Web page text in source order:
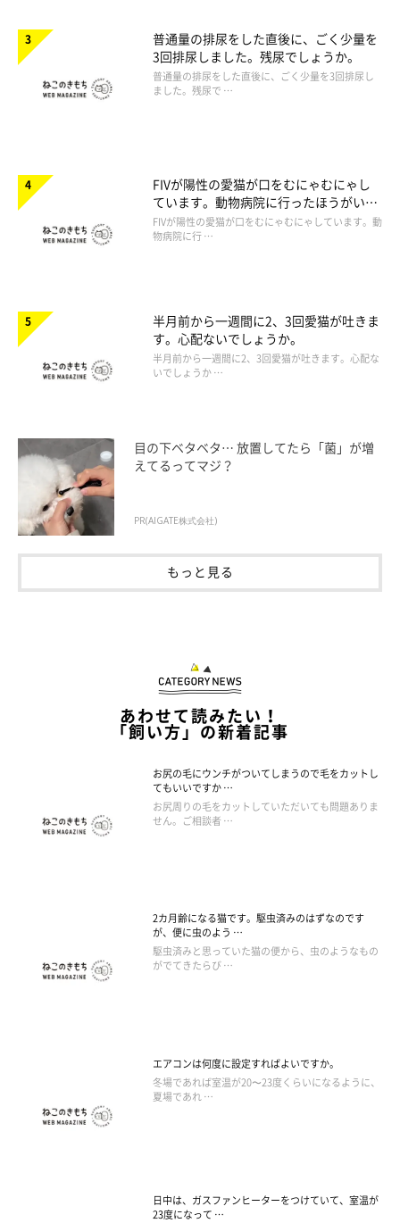
普通量の排尿をした直後に、ごく少量を
3回排尿しました。残尿でしょうか。
普通量の排尿をした直後に、ごく少量を3回排尿し
ました。残尿で …
FIVが陽性の愛猫が口をむにゃむにゃし
ています。動物病院に行ったほうがいい
ですか。
FIVが陽性の愛猫が口をむにゃむにゃしています。動
物病院に行 …
半月前から一週間に2、3回愛猫が吐きま
す。心配ないでしょうか。
半月前から一週間に2、3回愛猫が吐きます。心配な
いでしょうか …
目の下ベタベタ… 放置してたら「菌」が増
えてるってマジ？
PR(AIGATE株式会社)
もっと見る
あわせて読みたい！
「飼い方」の新着記事
お尻の毛にウンチがついてしまうので毛をカットし
てもいいですか …
お尻周りの毛をカットしていただいても問題ありま
せん。ご相談者 …
2カ月齢になる猫です。駆虫済みのはずなのです
が、便に虫のよう …
駆虫済みと思っていた猫の便から、虫のようなもの
がでてきたらび …
エアコンは何度に設定すればよいですか。
冬場であれば室温が20〜23度くらいになるように、
夏場であれ …
日中は、ガスファンヒーターをつけていて、室温が
23度になって …